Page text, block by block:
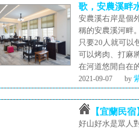
歌，安農溪畔
安農溪右岸是個
稱的安農溪河畔
只要20人就可以
可以烤肉、打麻
在河道悠閒自在
2021-09-07
by
【宜蘭民
好山好水是眾人